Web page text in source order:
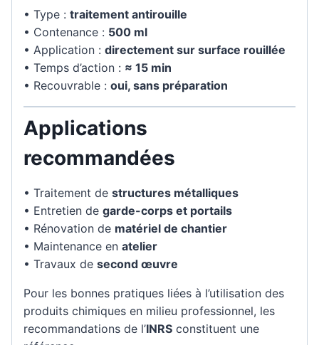
• Type : traitement antirouille
• Contenance : 500 ml
• Application : directement sur surface rouillée
• Temps d’action : ≈ 15 min
• Recouvrable : oui, sans préparation
Applications
recommandées
• Traitement de structures métalliques
• Entretien de garde-corps et portails
• Rénovation de matériel de chantier
• Maintenance en atelier
• Travaux de second œuvre
Pour les bonnes pratiques liées à l’utilisation des
produits chimiques en milieu professionnel, les
recommandations de l’INRS constituent une